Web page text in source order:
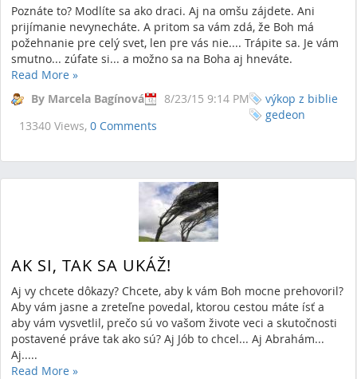
Poznáte to? Modlíte sa ako draci. Aj na omšu zájdete. Ani
prijímanie nevynecháte. A pritom sa vám zdá, že Boh má
požehnanie pre celý svet, len pre vás nie.... Trápite sa. Je vám
smutno... zúfate si... a možno sa na Boha aj hneváte.
Read More »
By Marcela Bagínová
8/23/15 9:14 PM
13340 Views, 0 Comments
výkop z biblie
gedeon
AK SI, TAK SA UKÁŽ!
Aj vy chcete dôkazy? Chcete, aby k vám Boh mocne prehovoril?
Aby vám jasne a zreteľne povedal, ktorou cestou máte ísť a
aby vám vysvetlil, prečo sú vo vašom živote veci a skutočnosti
postavené práve tak ako sú? Aj Jób to chcel... Aj Abrahám...
Aj.....
Read More »